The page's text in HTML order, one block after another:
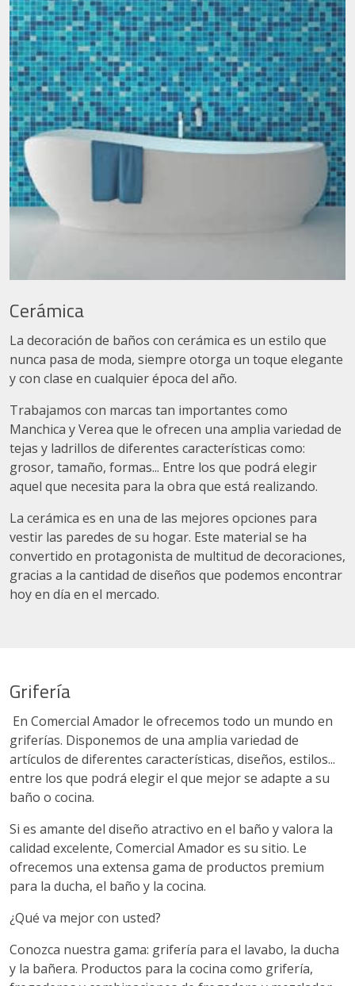
Cerámica
La decoración de baños con cerámica es un estilo que
nunca pasa de moda, siempre otorga un toque elegante
y con clase en cualquier época del año.
Trabajamos con marcas tan importantes como
Manchica y Verea que le ofrecen una amplia variedad de
tejas y ladrillos de diferentes características como:
grosor, tamaño, formas... Entre los que podrá elegir
aquel que necesita para la obra que está realizando.
La cerámica es en una de las mejores opciones para
vestir las paredes de su hogar. Este material se ha
convertido en protagonista de multitud de decoraciones,
gracias a la cantidad de diseños que podemos encontrar
hoy en día en el mercado.
Grifería
En Comercial Amador le ofrecemos todo un mundo en
griferías. Disponemos de una amplia variedad de
artículos de diferentes características, diseños, estilos...
entre los que podrá elegir el que mejor se adapte a su
baño o cocina.
Si es amante del diseño atractivo en el baño y valora la
calidad excelente, Comercial Amador es su sitio. Le
ofrecemos una extensa gama de productos premium
para la ducha, el baño y la cocina.
¿Qué va mejor con usted?
Conozca nuestra gama: grifería para el lavabo, la ducha
y la bañera. Productos para la cocina como grifería,